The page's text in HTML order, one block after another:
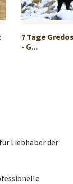
7 Tage
- G...
Liebhaber der